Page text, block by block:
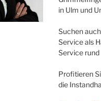
in Ulm und
Suchen
Service als
Service
Profitieren
die